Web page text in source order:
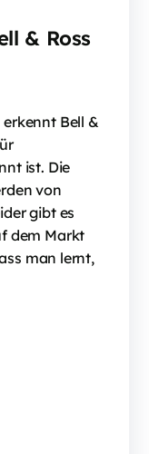
& Ross
erkennt Bell &
ist. Die
von
gibt es
dem Markt
man lernt,